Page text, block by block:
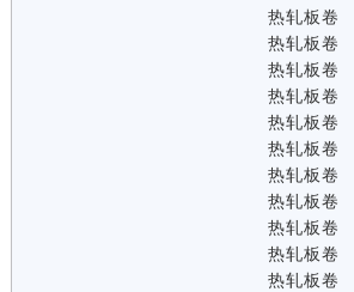
热轧板卷
热轧板卷
热轧板卷
热轧板卷
热轧板卷
热轧板卷
热轧板卷
热轧板卷
热轧板卷
热轧板卷
热轧板卷